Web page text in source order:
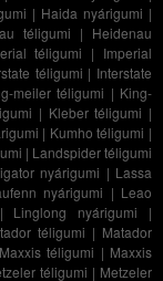
| Haida nyárigumi |
téligumi | Heidenau
téligumi | Imperial
téligumi | Interstate
meiler téligumi | King-
| Kleber téligumi |
| Kumho téligumi |
| Landspider téligumi
nyárigumi | Lassa
nyárigumi | Leao
Linglong nyárigumi |
téligumi | Matador
Maxxis téligumi | Maxxis
téligumi | Metzeler